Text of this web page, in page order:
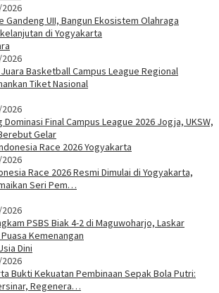
Gandeng UII, Bangun Ekosistem Olahraga
di Yogyakarta
Juara Basketball Campus League Regional
Tiket Nasional
Final Campus League 2026 Jogja, UKSW,
Gelar
Race 2026 Resmi Dimulai di Yogyakarta,
Seri Pem…
PSBS Biak 4-2 di Maguwoharjo, Laskar
Kemenangan
Bukti Kekuatan Pembinaan Sepak Bola Putri:
Regenera…